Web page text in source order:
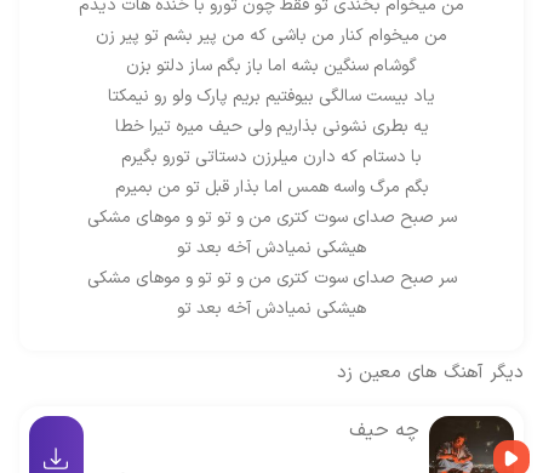
من میخوام بخندی تو فقط چون تورو با خنده هات دیدم
من میخوام کنار من باشی که من پیر بشم تو پیر زن
گوشام سنگین بشه اما باز بگم ساز دلتو بزن
یاد بیست سالگی بیوفتیم بریم پارک ولو رو نیمکتا
یه بطری نشونی بذاریم ولی حیف میره تیرا خطا
با دستام که دارن میلرزن دستاتی تورو بگیرم
بگم مرگ واسه همس اما بذار قبل تو من بمیرم
سر صبح صدای سوت کتری من و تو تو و موهای مشکی
هیشکی نمیادش آخه بعد تو
سر صبح صدای سوت کتری من و تو تو و موهای مشکی
هیشکی نمیادش آخه بعد تو
دیگر آهنگ های معین زد
چه حیف